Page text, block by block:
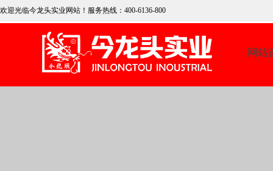
欢迎光临今龙头实业网站！服务热线：400-6136-800
网站